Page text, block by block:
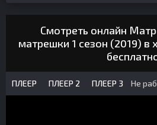
Смотреть онлайн
матрешки 1 сезон (2019) в
ПЛЕЕР ПЛЕЕР 2 ПЛЕЕР 3 Не